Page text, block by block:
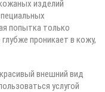
изделий
попытка только
проникает в кожу,
внешний вид
услугой